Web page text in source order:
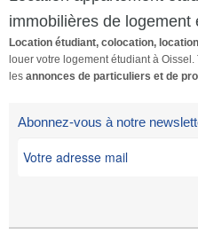
immobilières de logement
Location étudiant, colocation,
louer votre logement étudiant à
les annonces de particuliers et de
Abonnez-vous à notre